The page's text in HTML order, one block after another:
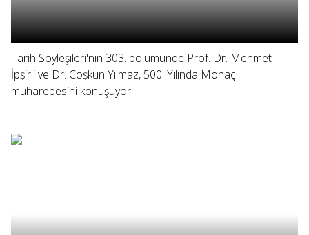
Tarih Söyleşileri'nin 303. bölümünde Prof. Dr. Mehmet
İpşirli ve Dr. Coşkun Yılmaz, 500. Yılında Mohaç
muharebesini konuşuyor.